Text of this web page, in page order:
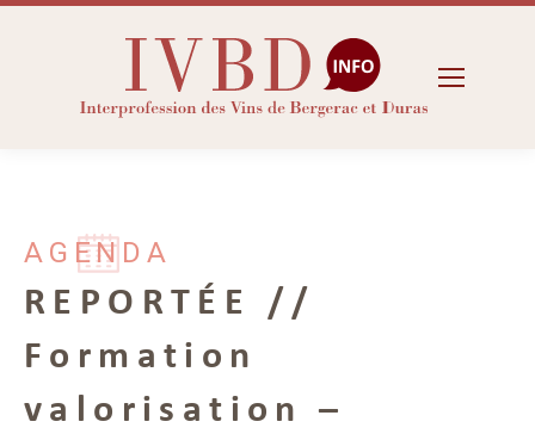
AGENDA
REPORTÉE //
Formation
valorisation –